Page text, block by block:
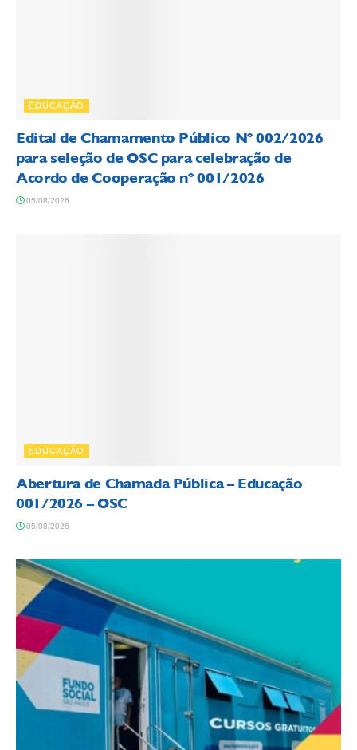
EDUCAÇÃO
Edital de Chamamento Público Nº 002/2026
para seleção de OSC para celebração de
Acordo de Cooperação nº 001/2026
05/08/2026
EDUCAÇÃO
Abertura de Chamada Pública – Educação
001/2026 – OSC
05/08/2026